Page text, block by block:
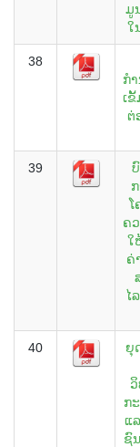
ມູ
ໃ
38
ກ
ເ
ຕ່
39
ໂ
ຄ
ໃ
ຄ່
ໄ
40
ຍຸ
ກ
ແ
ຊົ